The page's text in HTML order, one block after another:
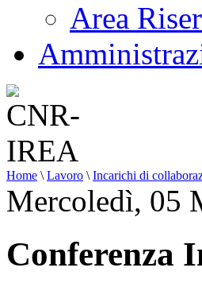
Area
Home \ Lavoro \ Incarichi di
Mercoledì, 05
Conferenza